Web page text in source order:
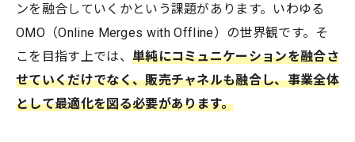
ンを融合していくかという課題があります。いわゆる
OMO（Online Merges with Offline）の世界観です。そ
こを目指す上では、 単純にコミュニケーションを融合さ
せていくだけでなく、販売チャネルも融合し、事業全体
として最適化を図る必要があります。